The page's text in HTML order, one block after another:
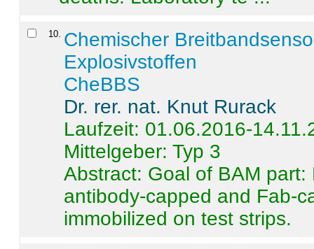
10 Chemischer
Explosivstoffen
CheBBS
Dr. rer. nat. Knut Rurack
Laufzeit: 01.06.2016-
Mittelgeber: Typ 3
Abstract: Goal of BAM
antibody-capped and Fab-
immobilized on test strips.